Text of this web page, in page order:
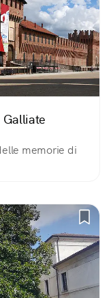
Galliate
memorie di